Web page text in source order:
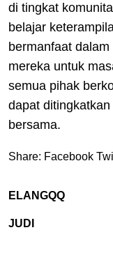
di tingkat
belajar
bermanfaat
mereka untuk
semua pihak
dapat
bersama.
Share: Facebook
ELANGQQ
JUDI